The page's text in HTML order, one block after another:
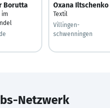
Borutta
im
Oxana Iltschenko
Textil
Villingen-
schwenningen
Netzwerk